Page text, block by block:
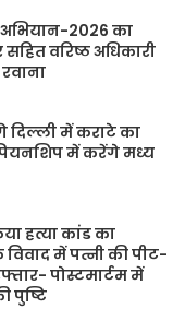
अभियान-2026 का
वरिष्ठ अधिकारी
दिल्ली में कराटे का
में करेंगे मध्य
हत्या कांड का
में पत्नी की पीट-
पोस्टमार्टम में
पुष्टि